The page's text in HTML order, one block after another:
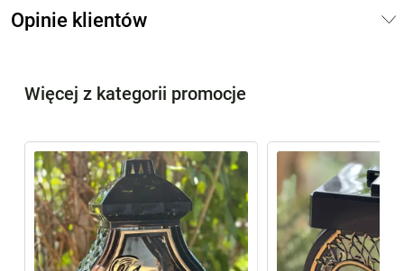
Opinie klientów
Więcej z kategorii promocje